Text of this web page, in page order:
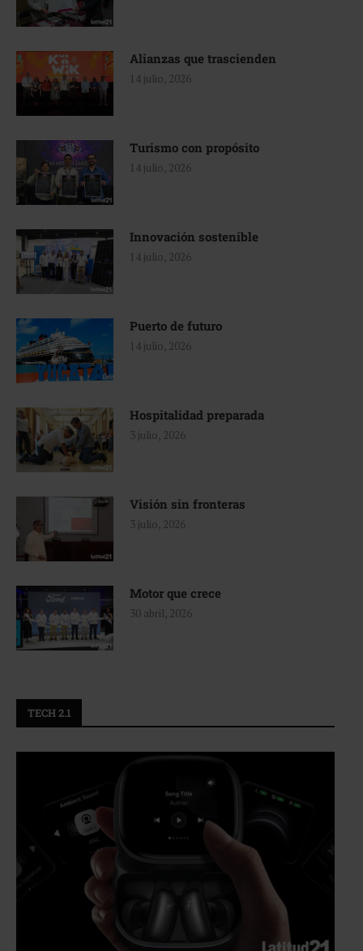
Alianzas que trascienden
14 julio, 2026
Turismo con propósito
14 julio, 2026
Innovación sostenible
14 julio, 2026
Puerto de futuro
14 julio, 2026
Hospitalidad preparada
3 julio, 2026
Visión sin fronteras
3 julio, 2026
Motor que crece
30 abril, 2026
TECH 2.1